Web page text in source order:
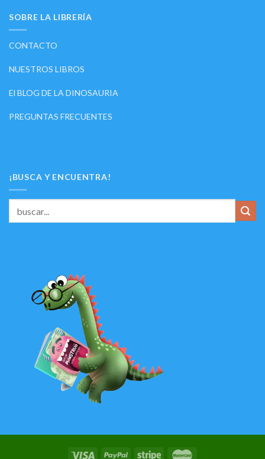
SOBRE LA LIBRERÍA
CONTACTO
NUESTROS LIBROS
El BLOG DE LA DINOSAURIA
PREGUNTAS FRECUENTES
¡BUSCA Y ENCUENTRA!